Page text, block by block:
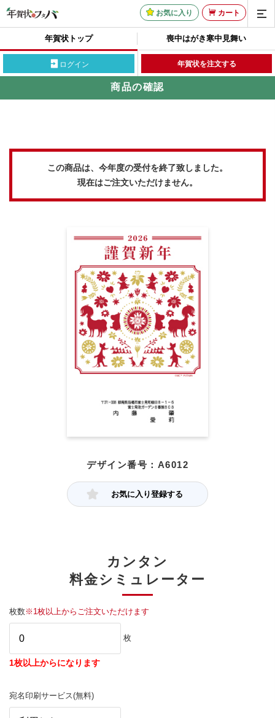
お気に入り カート
年賀状トップ 喪中はがき寒中見舞い
ログイン 年賀状を注文する
商品の確認
この商品は、今年度の受付を終了致しました。
現在はご注文いただけません。
デザイン番号：A6012
お気に入り登録する
カンタン
料金シミュレーター
枚数※1枚以上からご注文いただけます
枚
1枚以上からになります
宛名印刷サービス(無料)